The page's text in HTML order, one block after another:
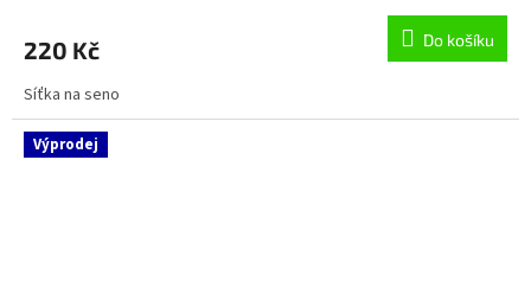
220 Kč Do košíku
Síťka na seno
Výprodej